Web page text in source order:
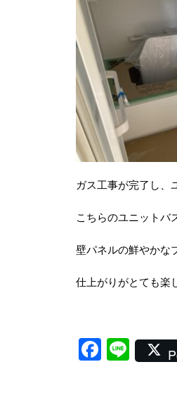
ガス工事が完了し
こちらのユニットバ
壁パネルの鮮やかな
仕上がりがとても楽
Line